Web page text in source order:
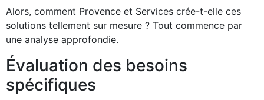
Alors, comment Provence et Services crée-t-elle ces
solutions tellement sur mesure ? Tout commence par
une analyse approfondie.
Évaluation des besoins
spécifiques